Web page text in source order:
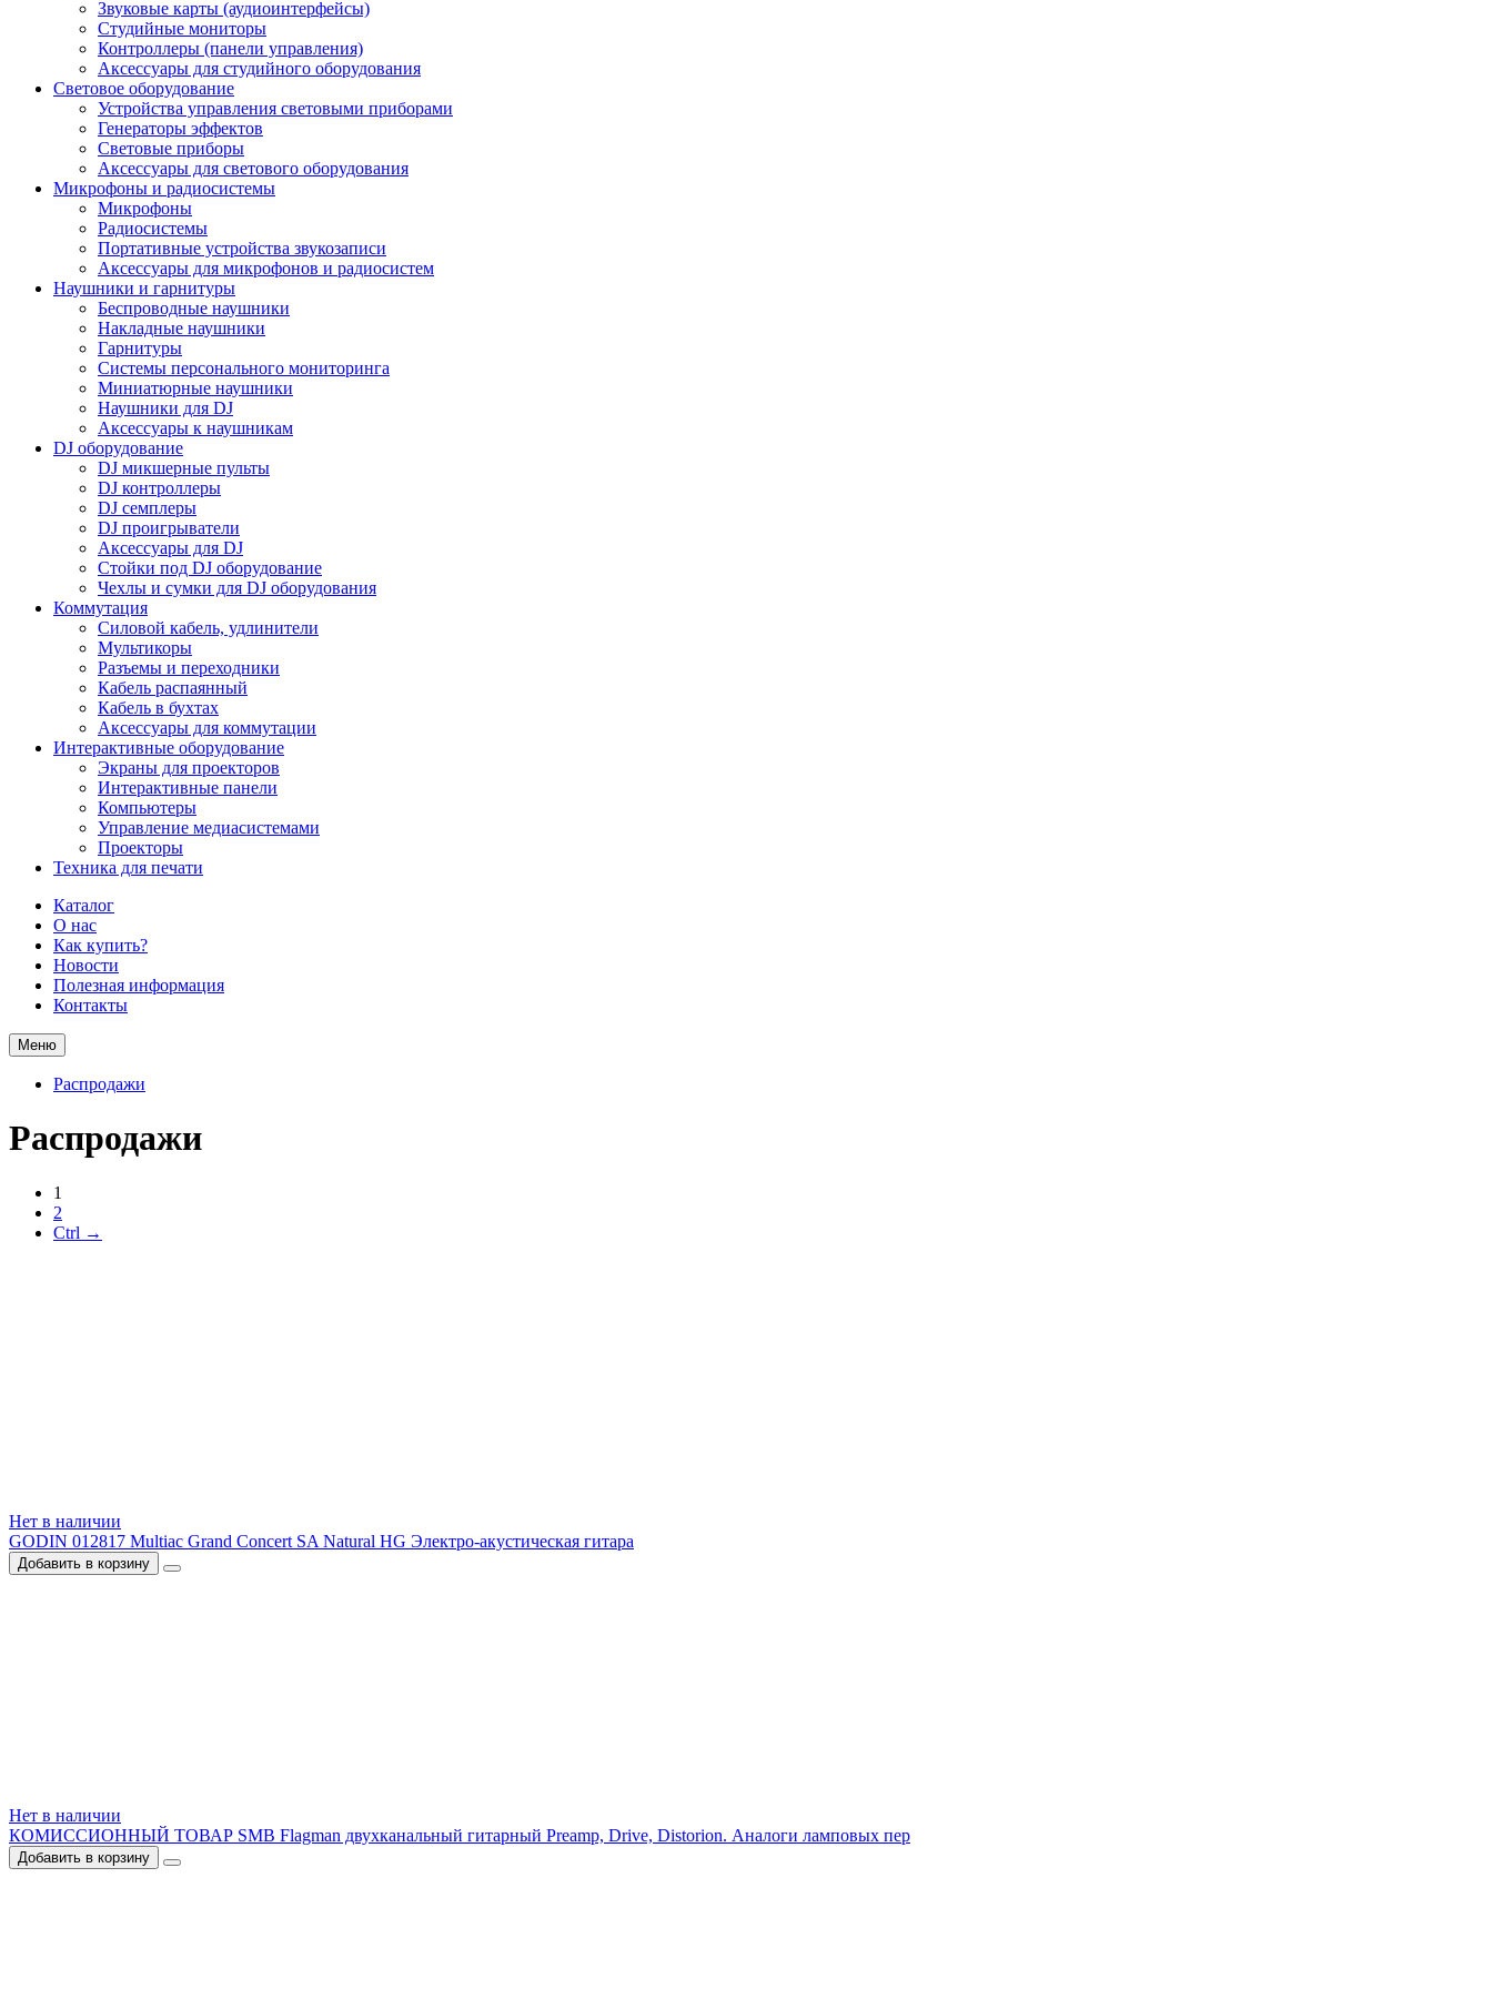
Звуковые карты (аудиоинтерфейсы)
Студийные мониторы
Контроллеры (панели управления)
Аксессуары для студийного оборудования
Световое оборудование
Устройства управления световыми приборами
Генераторы эффектов
Световые приборы
Аксессуары для светового оборудования
Микрофоны и радиосистемы
Микрофоны
Радиосистемы
Портативные устройства звукозаписи
Аксессуары для микрофонов и радиосистем
Наушники и гарнитуры
Беспроводные наушники
Накладные наушники
Гарнитуры
Системы персонального мониторинга
Миниатюрные наушники
Наушники для DJ
Аксессуары к наушникам
DJ оборудование
DJ микшерные пульты
DJ контроллеры
DJ семплеры
DJ проигрыватели
Аксессуары для DJ
Стойки под DJ оборудование
Чехлы и сумки для DJ оборудования
Коммутация
Силовой кабель, удлинители
Мультикоры
Разъемы и переходники
Кабель распаянный
Кабель в бухтах
Аксессуары для коммутации
Интерактивные оборудование
Экраны для проекторов
Интерактивные панели
Компьютеры
Управление медиасистемами
Проекторы
Техника для печати
Каталог
О нас
Как купить?
Новости
Полезная информация
Контакты
Меню
Распродажи
Распродажи
1
2
Ctrl →
Нет в наличии
GODIN 012817 Multiac Grand Concert SA Natural HG Электро-акустическая гитара
Добавить в корзину
Нет в наличии
КОМИССИОННЫЙ ТОВАР SMB Flagman двухканальный гитарный Preamp, Drive, Distorion. Аналоги ламповых пер
Добавить в корзину